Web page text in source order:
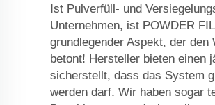
Ist Pulverfüll- und
Unternehmen, ist POWDER
grundlegender Aspekt, der
betont! Hersteller bieten einen
sicherstellt, dass das System
werden darf. Wir haben sogar